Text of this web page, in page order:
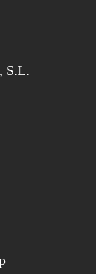
S.L.